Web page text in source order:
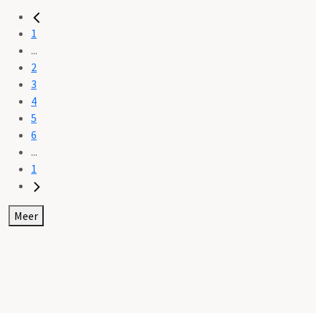
1
...
2
3
4
5
6
...
1
Meer